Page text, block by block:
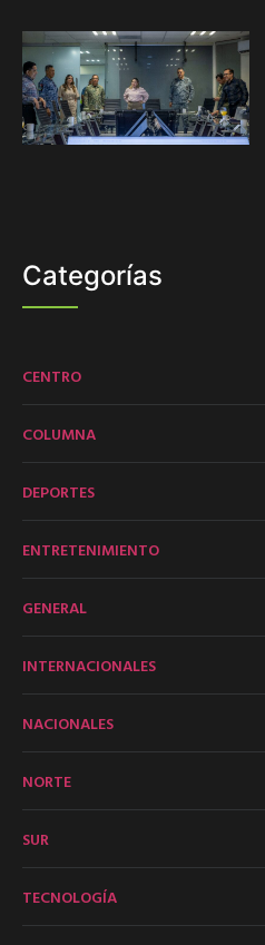
Categorías
CENTRO
COLUMNA
DEPORTES
ENTRETENIMIENTO
GENERAL
INTERNACIONALES
NACIONALES
NORTE
SUR
TECNOLOGÍA